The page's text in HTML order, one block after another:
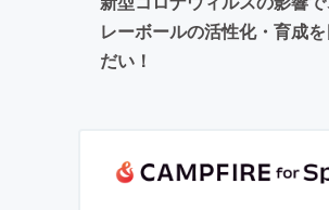
レーボールの活性化・育成
だい！